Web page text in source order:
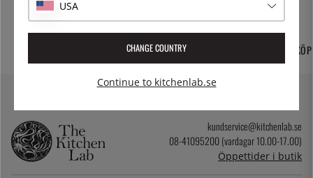
TUSENTALS PRODUKTER 365 DAGARS ÖPPET KÖP
kundservice@kitchenlab.se
08-41095200 (vardagar 10.00-17.00)
Öppettider i butik
USA
CHANGE COUNTRY
Continue to kitchenlab.se